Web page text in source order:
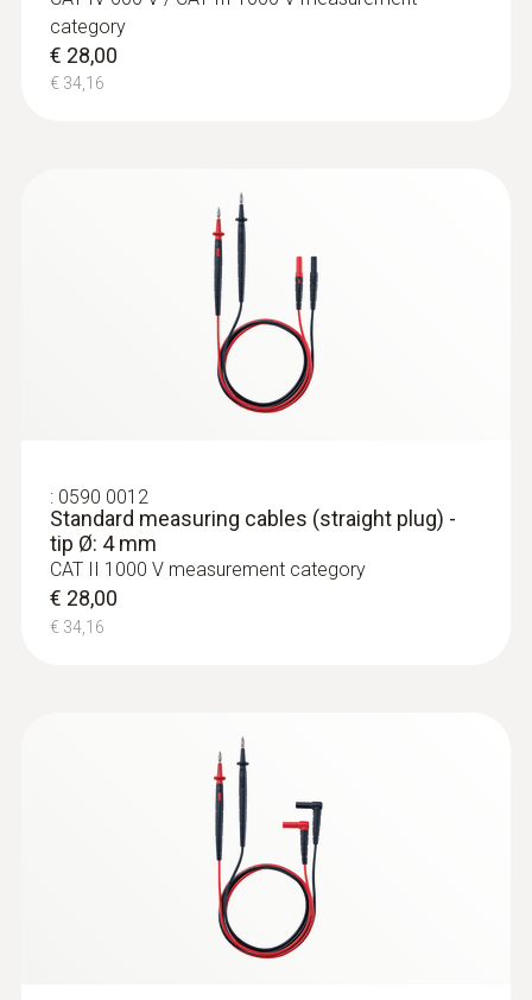
category
€ 28,00
€ 34,16
: 0590 0012
Standard measuring cables (straight plug) -
tip Ø: 4 mm
CAT II 1000 V measurement category
€ 28,00
€ 34,16